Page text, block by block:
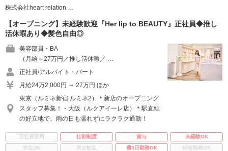
株式会社heart relation …
【オープニング】未経験歓迎『Her lip to BEAUTY』正社員◆推し
活休暇あり◆髪色自由◎
美容部員・BA
（月給～27万円／推し活休暇／ …
正社員/アルバイト・パート
月給24万2,000円 ～ 27万円 ほか
東京（ルミネ新宿 ルミネ2）＊新店のオープニング
スタッフ募集！・大阪（ルクアイーレ店）＊駅直結
の好立地で、雨の日も濡れずにラクラク通勤！
正社員登用 社割制度 賞与
未経験OK
学生OK
男女歓迎 週3日勤務OK
時短勤務OK